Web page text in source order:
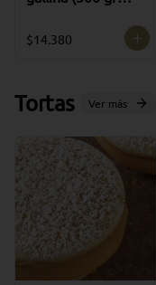
$14.380
Tortas Ver más